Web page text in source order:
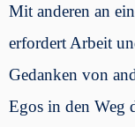
Mit anderen an
erfordert Arbeit
Gedanken von
Egos in den Weg